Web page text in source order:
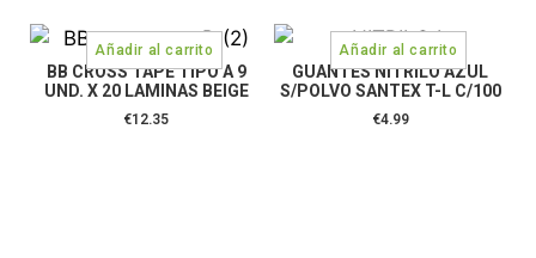
BB CROSS TAPE TIPO A 9
UND. X 20 LAMINAS BEIGE
€12.35
GUANTES NITRILO AZUL
S/POLVO SANTEX T-L C/100
€4.99